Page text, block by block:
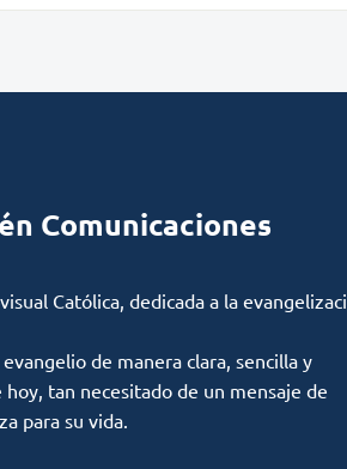
Comunicaciones
Católica, dedicada a la
de manera clara, sencilla y
tan necesitado de un mensaje de
para su vida.